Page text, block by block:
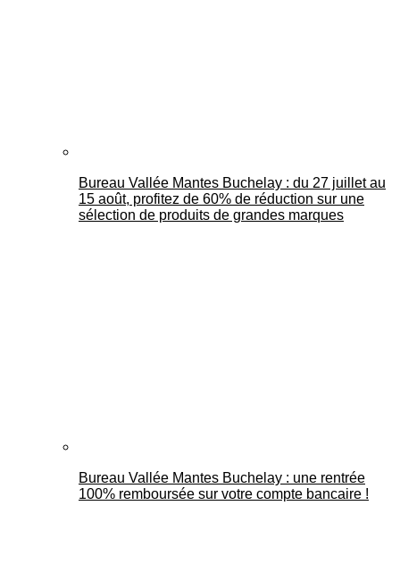
Bureau Vallée Mantes Buchelay : du 27 juillet au
15 août, profitez de 60% de réduction sur une
sélection de produits de grandes marques
Bureau Vallée Mantes Buchelay : une rentrée
100% remboursée sur votre compte bancaire !